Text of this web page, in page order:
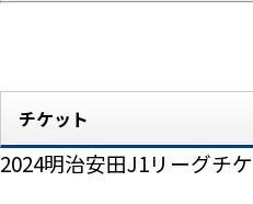
チケット
2024明治安田J1リーグチ